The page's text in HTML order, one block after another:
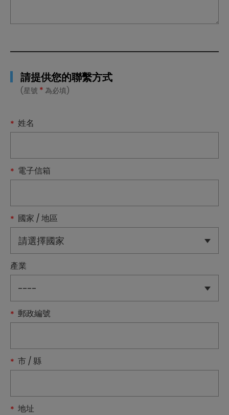
請提供您的聯繫方式
(星號 * 為必填)
姓名
電子信箱
國家 / 地區
產業
郵政編號
市 / 縣
地址